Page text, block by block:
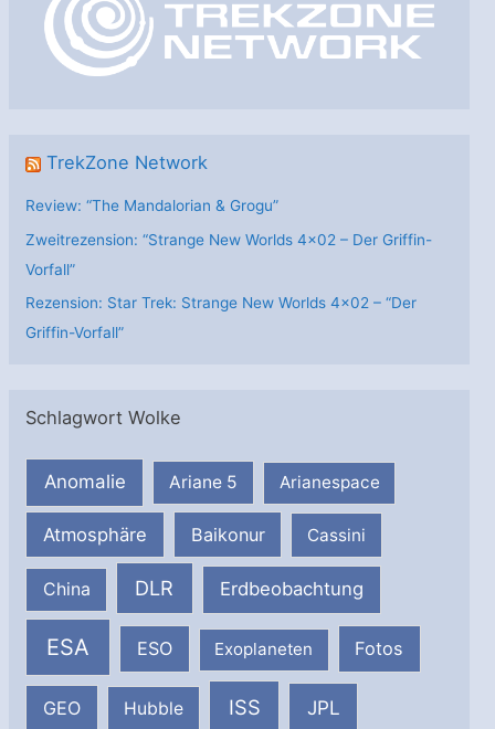
TrekZone Network
Review: “The Mandalorian & Grogu”
Zweitrezension: “Strange New Worlds 4×02 – Der Griffin-
Vorfall”
Rezension: Star Trek: Strange New Worlds 4×02 – “Der
Griffin-Vorfall”
Schlagwort Wolke
Anomalie Ariane 5 Arianespace
Atmosphäre Baikonur Cassini
China DLR Erdbeobachtung
ESA ESO Exoplaneten Fotos
GEO Hubble ISS JPL